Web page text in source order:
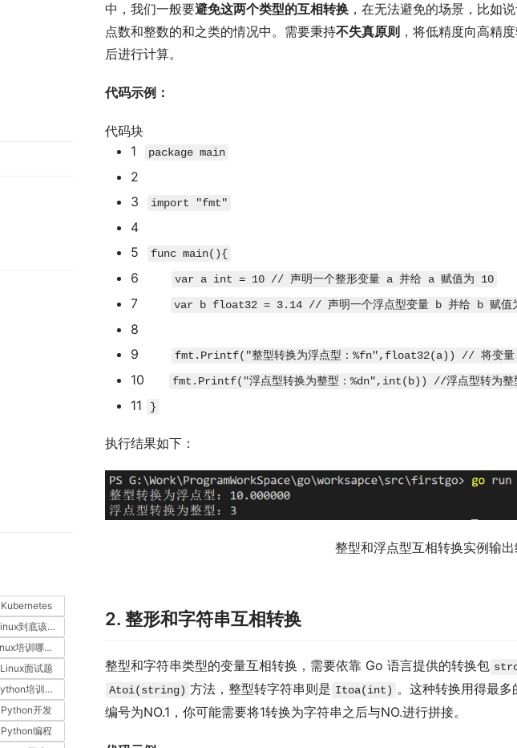
中，我们一般要避免这两个类型的互相转换 ，在无法避免的场景，比如
点数和整数的和之类的情况中。需要秉持不失真原则 ，将低精度向高精
后进行计算。
代码示例：
代码块
1
package main
2
3
import "fmt"
4
5
func main( ){
6 var a int = 10 // 声明一个整形变量 a 并给 a 赋值为 10
7 var b float32 = 3.14 // 声明一个浮点型变量 b 并给 b 赋
8
9
fmt . Printf( "整型转换为浮点型：%fn", float32(a) ) // 将变量
10 fmt . Printf( "浮点型转换为整型：%dn", int( b) ) //浮点型转为整
11 }
执行结果如下：
整型和浮点型互相转换实例输
2. 整形和字符串互相转换
整型和字符串类型的变量互相转换，需要依靠 Go 语言提供的转换包
Atoi(string) 方法，整型转字符串则是 Itoa(int) 。这种转换用得最
编号为NO.1，你可能需要将1转换为字符串之后与NO.进行拼接。
Kubernetes
Linux到底该怎样学？
linux培训哪家好
Linux面试题
python培训哪家好
Python开发
Python编程